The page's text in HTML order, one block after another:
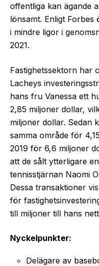
offentliga kan ägande
lönsamt. Enligt Forbes
i mindre ligor i
2021.
Fastighetssektorn har
Lacheys
hans fru Vanessa ett
2,85 miljoner dollar,
miljoner dollar. Sedan
samma område för
2019 för 6,6 miljoner
att de sålt ytterligare
tennisstjärnan Naomi
Dessa transaktioner
för
till miljoner till hans
Nyckelpunkter:
Delägare av